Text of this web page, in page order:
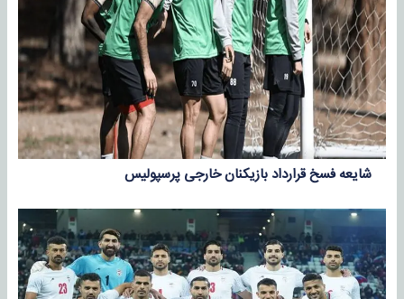
شایعه فسخ قرارداد بازیکنان خارجی پرسپولیس